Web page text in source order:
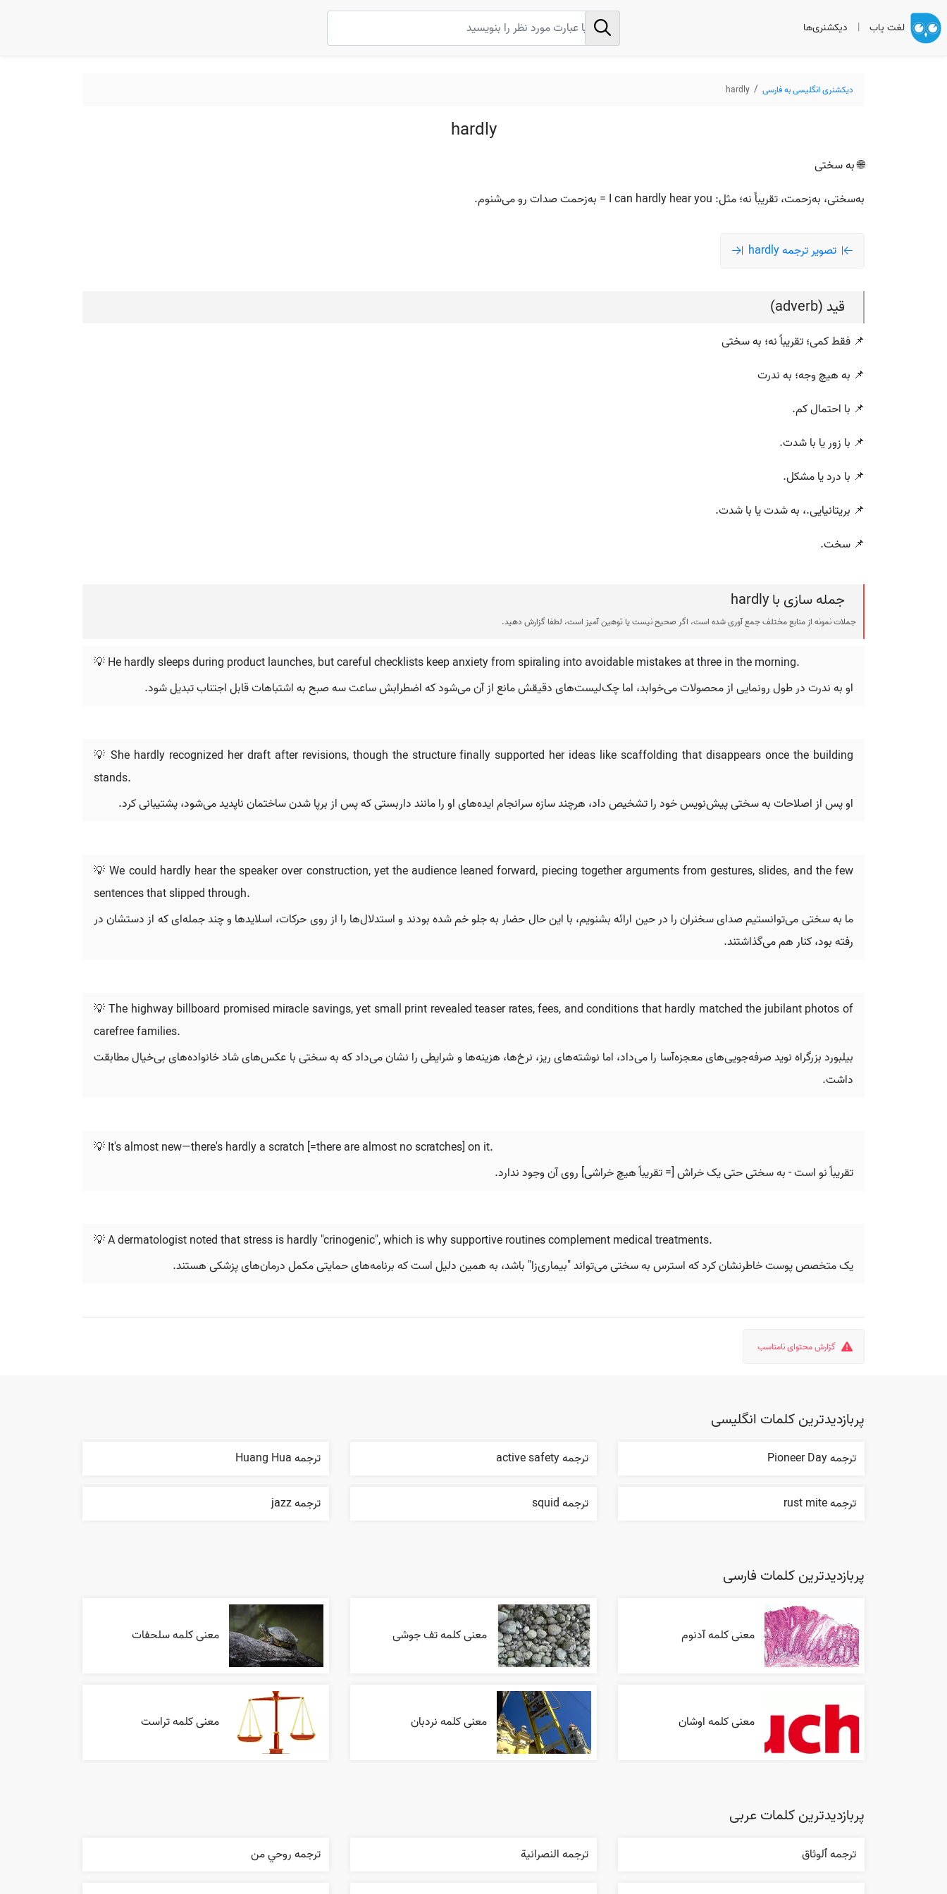
لغت یاب | دیکشنری‌ها
دیکشنری انگلیسی به فارسی hardly
hardly
🌐 به سختی
به‌سختی، به‌زحمت، تقریباً نه؛ مثل: I can hardly hear you = به‌زحمت صدات رو می‌شنوم.
تصویر ترجمه hardly
قید (adverb)
📌 فقط کمی؛ تقریباً نه؛ به سختی
📌 به هیچ وجه؛ به ندرت
📌 با احتمال کم.
📌 با زور یا با شدت.
📌 با درد یا مشکل.
📌 بریتانیایی.، به شدت یا با شدت.
📌 سخت.
جمله سازی با hardly
جملات نمونه از منابع مختلف جمع آوری شده است، اگر صحیح نیست یا توهین آمیز است، لطفا گزارش دهید.
💡 He hardly sleeps during product launches, but careful checklists keep anxiety from spiraling into avoidable mistakes at three in the morning.
او به ندرت در طول رونمایی از محصولات می‌خوابد، اما چک‌لیست‌های دقیقش مانع از آن می‌شود که اضطرابش ساعت سه صبح به اشتباهات قابل اجتناب تبدیل شود.
💡 She hardly recognized her draft after revisions, though the structure finally supported her ideas like scaffolding that disappears once the building
stands.
او پس از اصلاحات به سختی پیش‌نویس خود را تشخیص داد، هرچند سازه سرانجام ایده‌های او را مانند داربستی که پس از برپا شدن ساختمان ناپدید می‌شود، پشتیبانی کرد.
💡 We could hardly hear the speaker over construction, yet the audience leaned forward, piecing together arguments from gestures, slides, and the few
sentences that slipped through.
ما به سختی می‌توانستیم صدای سخنران را در حین ارائه بشنویم، با این حال حضار به جلو خم شده بودند و استدلال‌ها را از روی حرکات، اسلایدها و چند جمله‌ای که از دستشان در
رفته بود، کنار هم می‌گذاشتند.
💡 The highway billboard promised miracle savings, yet small print revealed teaser rates, fees, and conditions that hardly matched the jubilant photos of
carefree families.
بیلبورد بزرگراه نوید صرفه‌جویی‌های معجزه‌آسا را می‌داد، اما نوشته‌های ریز، نرخ‌ها، هزینه‌ها و شرایطی را نشان می‌داد که به سختی با عکس‌های شاد خانواده‌های بی‌خیال مطابقت
داشت.
💡 It's almost new—there's hardly a scratch [=there are almost no scratches] on it.
تقریباً نو است - به سختی حتی یک خراش [= تقریباً هیچ خراشی] روی آن وجود ندارد.
💡 A dermatologist noted that stress is hardly "crinogenic", which is why supportive routines complement medical treatments.
یک متخصص پوست خاطرنشان کرد که استرس به سختی می‌تواند "بیماری‌زا" باشد، به همین دلیل است که برنامه‌های حمایتی مکمل درمان‌های پزشکی هستند.
گزارش محتوای نامناسب
پربازدیدترین کلمات انگلیسی
ترجمه Pioneer Day ترجمه active safety ترجمه Huang Hua
ترجمه rust mite ترجمه squid ترجمه jazz
پربازدیدترین کلمات فارسی
معنی کلمه آدنوم معنی کلمه تف جوشی معنی کلمه سلحفات
معنی کلمه اوشان معنی کلمه نردبان معنی کلمه تراست
پربازدیدترین کلمات عربی
ترجمه ٱلوثاق ترجمه النصرانية ترجمه روحي من